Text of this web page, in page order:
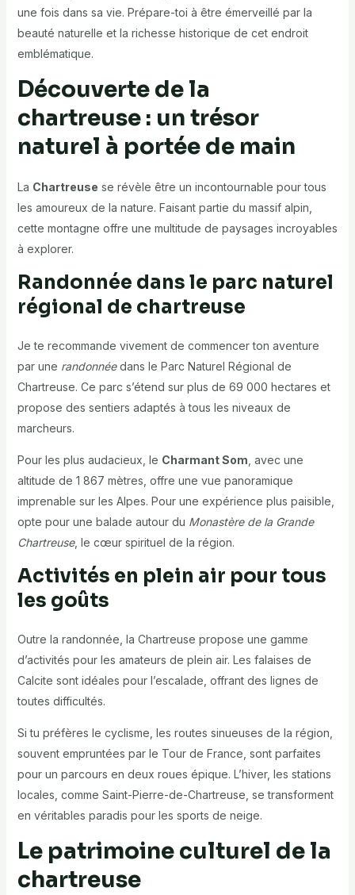
une fois dans sa vie. Prépare-toi à être émerveillé par la
beauté naturelle et la richesse historique de cet endroit
emblématique.
Découverte de la
chartreuse : un trésor
naturel à portée de main
La Chartreuse se révèle être un incontournable pour tous
les amoureux de la nature. Faisant partie du massif alpin,
cette montagne offre une multitude de paysages incroyables
à explorer.
Randonnée dans le parc naturel
régional de chartreuse
Je te recommande vivement de commencer ton aventure
par une randonnéedans le Parc Naturel Régional de
Chartreuse. Ce parc s’étend sur plus de 69 000 hectares et
propose des sentiers adaptés à tous les niveaux de
marcheurs.
Pour les plus audacieux, le Charmant Som , avec une
altitude de 1 867 mètres, offre une vue panoramique
imprenable sur les Alpes. Pour une expérience plus paisible,
opte pour une balade autour du Monastère de la Grande
Chartreuse, le cœur spirituel de la région.
Activités en plein air pour tous
les goûts
Outre la randonnée, la Chartreuse propose une gamme
d’activités pour les amateurs de plein air. Les falaises de
Calcite sont idéales pour l’escalade, offrant des lignes de
toutes difficultés.
Si tu préfères le cyclisme, les routes sinueuses de la région,
souvent empruntées par le Tour de France, sont parfaites
pour un parcours en deux roues épique. L’hiver, les stations
locales, comme Saint-Pierre-de-Chartreuse, se transforment
en véritables paradis pour les sports de neige.
Le patrimoine culturel de la
chartreuse